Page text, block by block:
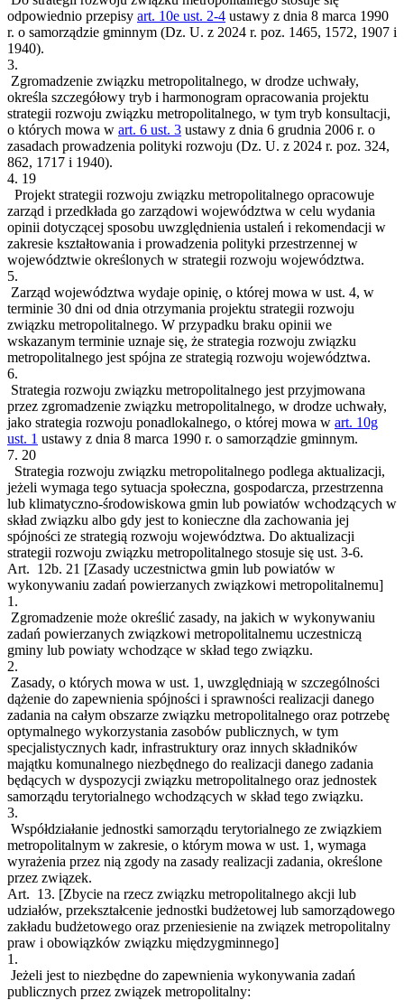
odpowiednio przepisy art. 10e ust. 2-4 ustawy z dnia 8 marca 1990
r. o samorządzie gminnym (Dz. U. z 2024 r. poz. 1465, 1572, 1907 i
1940).
3.
Zgromadzenie związku metropolitalnego, w drodze uchwały,
określa szczegółowy tryb i harmonogram opracowania projektu
strategii rozwoju związku metropolitalnego, w tym tryb konsultacji,
o których mowa w art. 6 ust. 3 ustawy z dnia 6 grudnia 2006 r. o
zasadach prowadzenia polityki rozwoju (Dz. U. z 2024 r. poz. 324,
862, 1717 i 1940).
4. 19
Projekt strategii rozwoju związku metropolitalnego opracowuje
zarząd i przedkłada go zarządowi województwa w celu wydania
opinii dotyczącej sposobu uwzględnienia ustaleń i rekomendacji w
zakresie kształtowania i prowadzenia polityki przestrzennej w
województwie określonych w strategii rozwoju województwa.
5.
Zarząd województwa wydaje opinię, o której mowa w ust. 4, w
terminie 30 dni od dnia otrzymania projektu strategii rozwoju
związku metropolitalnego. W przypadku braku opinii we
wskazanym terminie uznaje się, że strategia rozwoju związku
metropolitalnego jest spójna ze strategią rozwoju województwa.
6.
Strategia rozwoju związku metropolitalnego jest przyjmowana
przez zgromadzenie związku metropolitalnego, w drodze uchwały,
jako strategia rozwoju ponadlokalnego, o której mowa w art. 10g
ust. 1 ustawy z dnia 8 marca 1990 r. o samorządzie gminnym.
7. 20
Strategia rozwoju związku metropolitalnego podlega aktualizacji,
jeżeli wymaga tego sytuacja społeczna, gospodarcza, przestrzenna
lub klimatyczno-środowiskowa gmin lub powiatów wchodzących w
skład związku albo gdy jest to konieczne dla zachowania jej
spójności ze strategią rozwoju województwa. Do aktualizacji
strategii rozwoju związku metropolitalnego stosuje się ust. 3-6.
Art. 12b. 21 [Zasady uczestnictwa gmin lub powiatów w
wykonywaniu zadań powierzanych związkowi metropolitalnemu]
1.
Zgromadzenie może określić zasady, na jakich w wykonywaniu
zadań powierzanych związkowi metropolitalnemu uczestniczą
gminy lub powiaty wchodzące w skład tego związku.
2.
Zasady, o których mowa w ust. 1, uwzględniają w szczególności
dążenie do zapewnienia spójności i sprawności realizacji danego
zadania na całym obszarze związku metropolitalnego oraz potrzebę
optymalnego wykorzystania zasobów publicznych, w tym
specjalistycznych kadr, infrastruktury oraz innych składników
majątku komunalnego niezbędnego do realizacji danego zadania
będących w dyspozycji związku metropolitalnego oraz jednostek
samorządu terytorialnego wchodzących w skład tego związku.
3.
Współdziałanie jednostki samorządu terytorialnego ze związkiem
metropolitalnym w zakresie, o którym mowa w ust. 1, wymaga
wyrażenia przez nią zgody na zasady realizacji zadania, określone
przez związek.
Art. 13. [Zbycie na rzecz związku metropolitalnego akcji lub
udziałów, przekształcenie jednostki budżetowej lub samorządowego
zakładu budżetowego oraz przeniesienie na związek metropolitalny
praw i obowiązków związku międzygminnego]
1.
Jeżeli jest to niezbędne do zapewnienia wykonywania zadań
publicznych przez związek metropolitalny: